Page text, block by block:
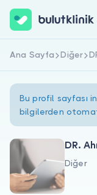
Hakkımızda
Hemen
Ana Sayfa Diğer
Bu profil sayfası
bilgilerden
DR.
Diğer